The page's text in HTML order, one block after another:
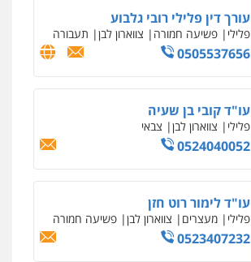
0546364651
פלילי פשיעה חמורה עורכי דין לענייני
0542068898
פלילי מעצרים וחקירות נוער עורכי דין
0522331443